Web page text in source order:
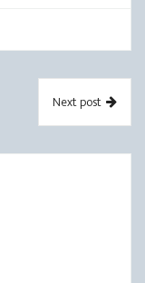
Next post